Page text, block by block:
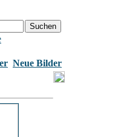
Neue Bilder